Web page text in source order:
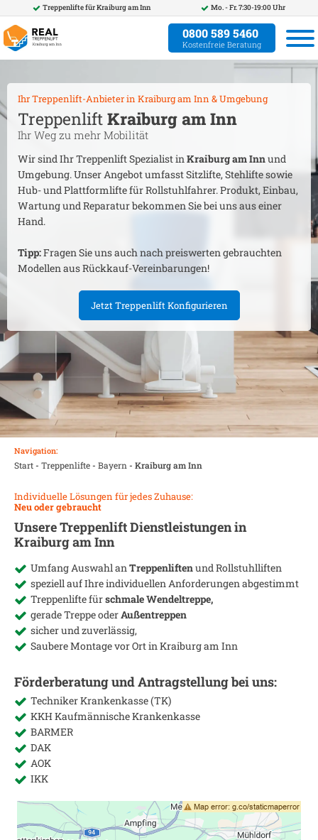
Treppenlifte fürKraiburg am Inn Mo. - Fr. 7:30-19:00 Uhr
0800 589 5460
Kostenfreie Beratung
Ihr Treppenlift-Anbieter in Kraiburg am Inn & Umgebung
Treppenlift Kraiburg am Inn
Ihr Weg zu mehr Mobilität
Wir sind Ihr Treppenlift Spezialist inKraiburg am Innund
Umgebung. Unser Angebot umfasst Sitzlifte, Stehlifte sowie
Hub- und Plattformlifte für Rollstuhlfahrer. Produkt, Einbau,
Wartung und Reparatur bekommen Sie bei uns aus einer
Hand.
Tipp:Fragen Sie uns auch nach preiswerten gebrauchten
Modellen aus Rückkauf-Vereinbarungen!
Jetzt Treppenlift Konfigurieren
Navigation:
Start- Treppenlifte- Bayern - Kraiburg am Inn
Individuelle Lösungen für jedes Zuhause:
Neu oder gebraucht
Unsere Treppenlift Dienstleistungen in
Kraiburg am Inn
Umfang Auswahl anTreppenliftenund Rollstuhlliften
speziell auf Ihre individuellen Anforderungen abgestimmt
Treppenlifte fürschmale Wendeltreppe,
gerade Treppe oderAußentreppen
sicher und zuverlässig,
Saubere Montage vor Ort inKraiburg am Inn
Förderberatung und Antragstellung bei uns:
Techniker Krankenkasse (TK)
KKH Kaufmännische Krankenkasse
BARMER
DAK
AOK
IKK